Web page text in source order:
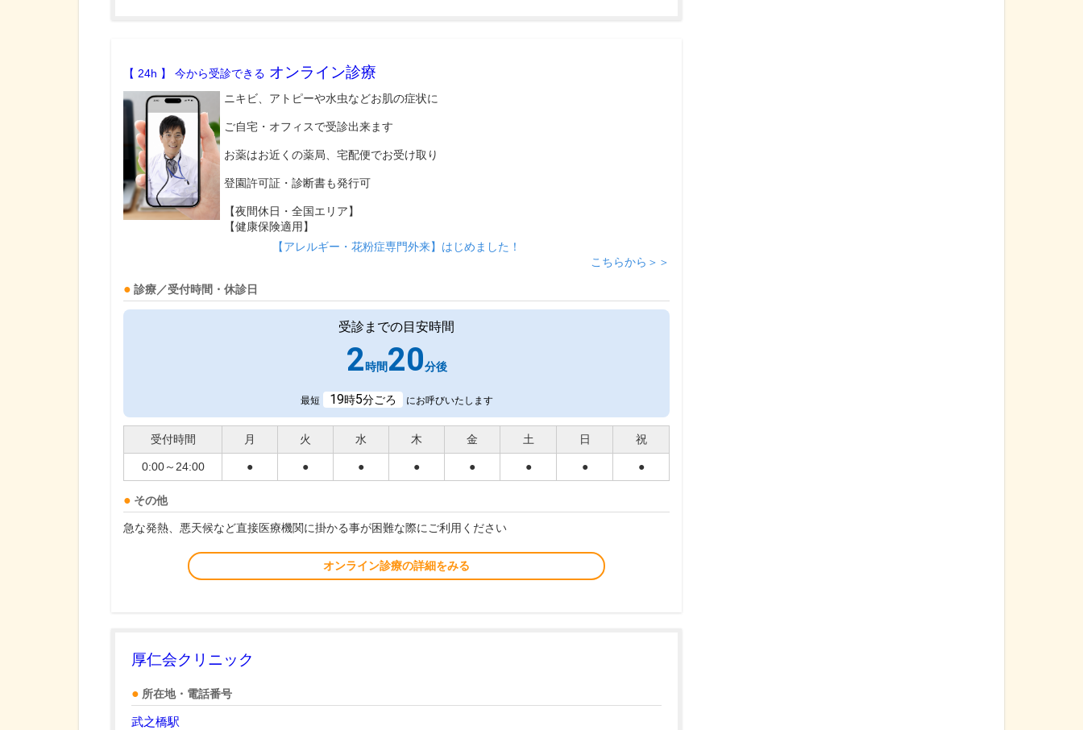
【 24h 】 今から受診できる オンライン診療
ニキビ、アトピーや水虫などお肌の症状に
ご自宅・オフィスで受診出来ます
お薬はお近くの薬局、宅配便でお受け取り
登園許可証・診断書も発行可
【夜間休日・全国エリア】
【健康保険適用】
【アレルギー・花粉症専門外来】はじめました！
こちらから＞＞
診療／受付時間・休診日
受診までの目安時間
2時間20分後
最短 19時5分ごろ にお呼びいたします
受付時間 月 火 水 木 金 土 日 祝
0:00～24:00 ● ● ● ● ● ● ● ●
その他
急な発熱、悪天候など直接医療機関に掛かる事が困難な際にご利用ください
オンライン診療の詳細をみる
厚仁会クリニック
所在地・電話番号
武之橋駅